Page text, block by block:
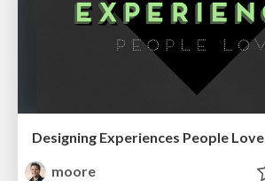
Designing Experiences People Love
moore